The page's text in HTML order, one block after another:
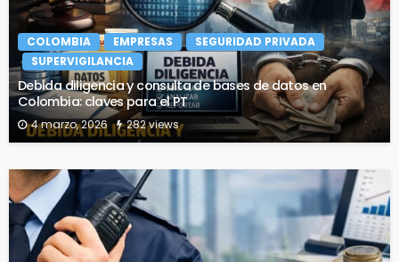
COLOMBIA EMPRESAS
SEGURIDAD PRIVADA
SUPERVIGILANCIA
Debida diligencia y consulta de bases de datos en
Colombia: claves para el PT
4 marzo, 2026 282 views